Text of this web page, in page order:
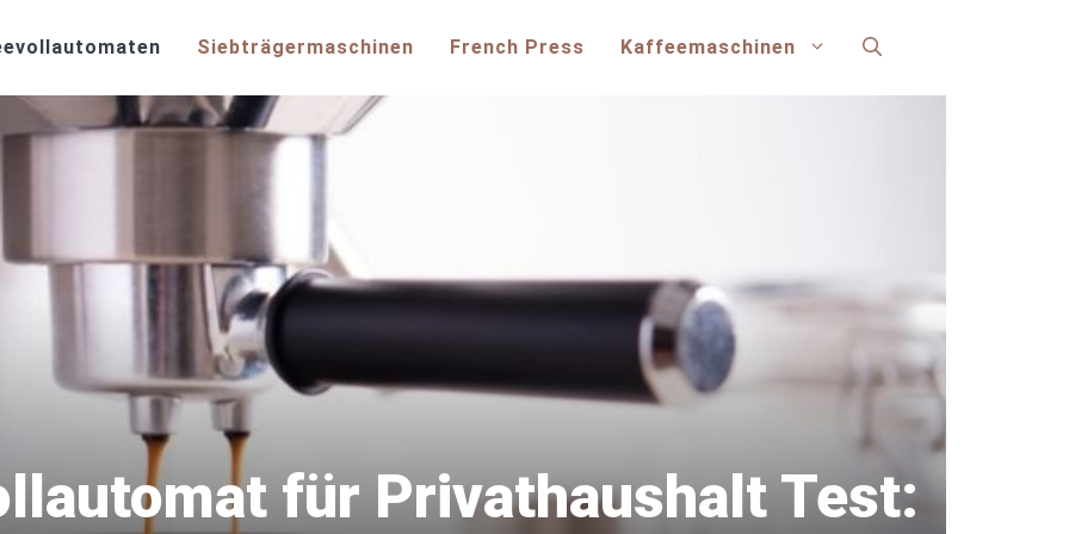
Siebträgermaschinen French Press Kaffeemaschinen
für Privathaushalt Test: